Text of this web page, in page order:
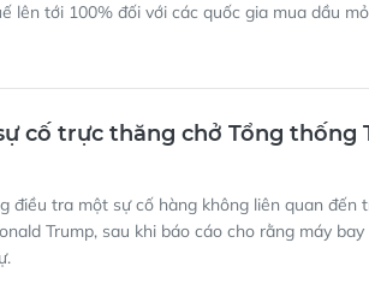
lên tới 100% đối với các quốc gia mua dầu
cố trực thăng chở Tổng thống
điều tra một sự cố hàng không liên quan đến
Trump, sau khi báo cáo cho rằng máy